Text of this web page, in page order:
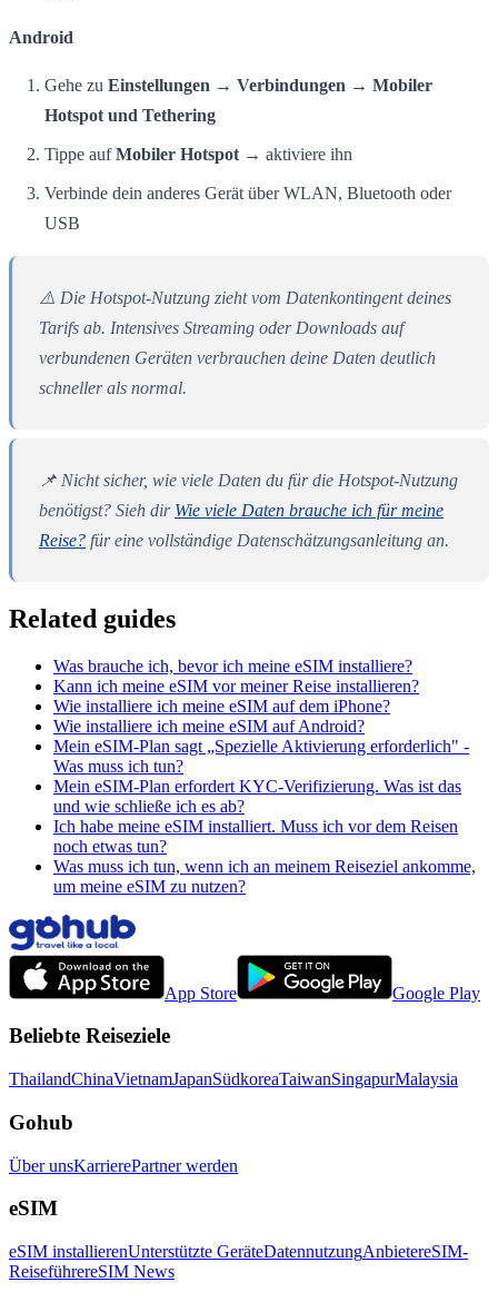
Android
Gehe zu Einstellungen → Verbindungen → Mobiler
Hotspot und Tethering
Tippe aufMobiler Hotspot → aktiviere ihn
Verbinde dein anderes Gerät über WLAN, Bluetooth oder
USB
⚠️ Die Hotspot-Nutzung zieht vom Datenkontingent deines
Tarifs ab. Intensives Streaming oder Downloads auf
verbundenen Geräten verbrauchen deine Daten deutlich
schneller als normal.
📌 Nicht sicher, wie viele Daten du für die Hotspot-Nutzung
benötigst? Sieh dir Wie viele Daten brauche ich für meine
Reise? für eine vollständige Datenschätzungsanleitung an.
Related guides
Was brauche ich, bevor ich meine eSIM installiere?
Kann ich meine eSIM vor meiner Reise installieren?
Wie installiere ich meine eSIM auf dem iPhone?
Wie installiere ich meine eSIM auf Android?
Mein eSIM-Plan sagt „Spezielle Aktivierung erforderlich" -
Was muss ich tun?
Mein eSIM-Plan erfordert KYC-Verifizierung. Was ist das
und wie schließe ich es ab?
Ich habe meine eSIM installiert. Muss ich vor dem Reisen
noch etwas tun?
Was muss ich tun, wenn ich an meinem Reiseziel ankomme,
um meine eSIM zu nutzen?
App Store Google Play
Beliebte Reiseziele
ThailandChinaVietnamJapanSüdkoreaTaiwanSingapurMalaysia
Gohub
Über unsKarrierePartner werden
eSIM
eSIM installierenUnterstützte GeräteDatennutzungAnbietereSIM-
ReiseführereSIM News